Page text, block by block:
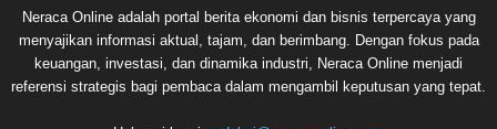
Neraca Online adalah portal berita ekonomi dan bisnis terpercaya yang
menyajikan informasi aktual, tajam, dan berimbang. Dengan fokus pada
keuangan, investasi, dan dinamika industri, Neraca Online menjadi
referensi strategis bagi pembaca dalam mengambil keputusan yang tepat.